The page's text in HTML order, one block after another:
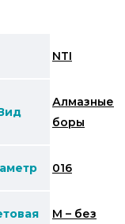
NTI
Алмазные
боры
016
M – без